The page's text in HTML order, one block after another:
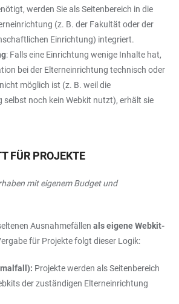
werden Sie als Seitenbereich in die
(z. B. der Fakultät oder der
Einrichtung) integriert.
: Falls eine Einrichtung wenige Inhalte hat,
bei der Elterneinrichtung technisch oder
möglich ist (z. B. weil die
selbst noch kein Webkit nutzt), erhält sie
FÜR PROJEKTE
mit eigenem Budget und
Ausnahmefällen als eigene Webkit-
für Projekte folgt dieser Logik:
Projekte werden als Seitenbereich
der zuständigen Elterneinrichtung